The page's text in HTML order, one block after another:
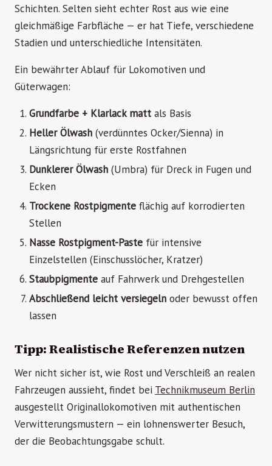
Schichten. Selten sieht echter Rost aus wie eine
gleichmäßige Farbfläche — er hat Tiefe, verschiedene
Stadien und unterschiedliche Intensitäten.
Ein bewährter Ablauf für Lokomotiven und
Güterwagen:
Grundfarbe + Klarlack matt als Basis
Heller Ölwash (verdünntes Ocker/Sienna) in
Längsrichtung für erste Rostfahnen
Dunklerer Ölwash (Umbra) für Dreck in Fugen und
Ecken
Trockene Rostpigmente flächig auf korrodierten
Stellen
Nasse Rostpigment-Paste für intensive
Einzelstellen (Einschusslöcher, Kratzer)
Staubpigmente auf Fahrwerk und Drehgestellen
Abschließend leicht versiegeln oder bewusst offen
lassen
Tipp: Realistische Referenzen nutzen
Wer nicht sicher ist, wie Rost und Verschleiß an realen
Fahrzeugen aussieht, findet bei Technikmuseum Berlin
ausgestellt Originallokomotiven mit authentischen
Verwitterungsmustern — ein lohnenswerter Besuch,
der die Beobachtungsgabe schult.